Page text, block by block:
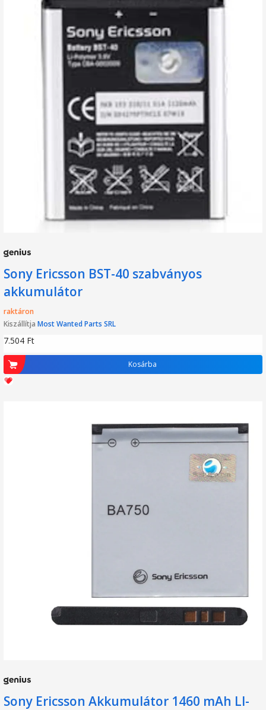
Sony Ericsson BST-40 szabványos
akkumulátor
raktáron
Kiszállítja Most Wanted Parts SRL
7.504 Ft
Kosárba
Sony Ericsson Akkumulátor 1460 mAh LI-